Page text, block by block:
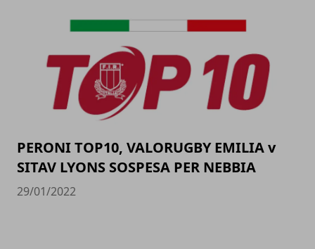
PERONI TOP10, VALORUGBY EMILIA v
SITAV LYONS SOSPESA PER NEBBIA
29/01/2022